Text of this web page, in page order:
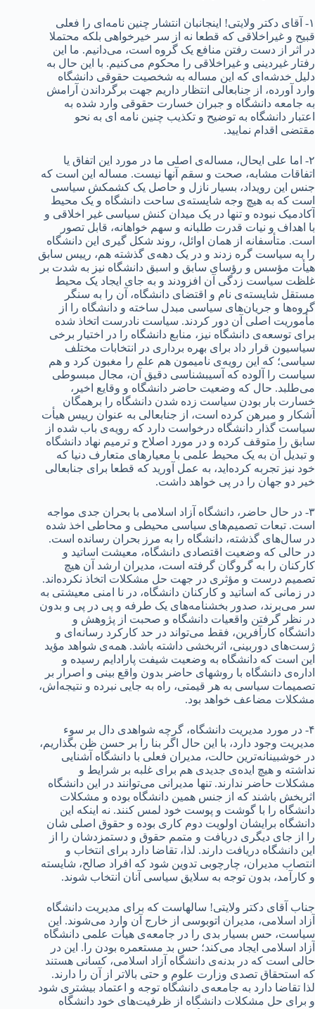
۱- آقای دکتر ولایتی! اینجانبان انتشار چنین نامه‌ای را فعلی
قبیح و غیراخلاقی که قطعا نه از سر خیرخواهی بلکه محتملا
در اثر از دست رفتن منافع یک گروه است، می‌دانیم. ما این
رفتار غیردینی و غیراخلاقی را محکوم می‌کنیم. با این حال به
دلیل خدشه‌ای که این مساله به شخصیت حقوقی دانشگاه
وارد آورده، از جنابعالی انتظار داریم جهت برگرداندن آرامش
به جامعه دانشگاه و جبران خسارت حقوقی وارد شده به
اعتبار دانشگاه به توضیح و تکذیب چنین نامه ای به نحو
مقتضی اقدام نمایید.
۲- اما علی ایحال، مساله‌ی اصلی ما در مورد این اتفاق یا
اتفاقات مشابه، صحت و سقم آنها نیست. مساله این است که
جنس این رویداد، بسیار نازل و حاصل یک کشمکش سیاسی
است که به هیچ وجه شایسته‌ی ساحت دانشگاه و یک محیط
آکادمیک نبوده و تنها در یک میدان کنش سیاسی غیر اخلاقی و
با اهداف و نیات قدرت طلبانه و سهم خواهانه، قابل تصور
است. متأسفانه از همان اوائل، روند شکل گیری این دانشگاه
را به سیاست گره زدند و در یک دهه‌ی گذشته هم، رییس سابق
هیأت مؤسس و رؤسای سابق و اسبق دانشگاه نیز به شدت بر
غلظت سیاست زدگی آن افزودند و به جای ایجاد یک محیط
مستقل شایسته‌ی نام و اقتضای دانشگاه، آن را به سنگر
گروه‌ها و جریان‌های سیاسی مبدل ساخته و دانشگاه را از
مأموریت اصلی آن دور کردند. سیاست نادرست اتخاذ شده
برای توسعه‌ی دانشگاه نیز، منابع دانشگاه را در اختیار برخی
سیاسیون قرار داد برای بهره برداری در انتخابات­ مختلف
سیاسی؛ که این رویه‌ی نامیمون هم علم را مغبون کرد و هم
سیاست را آلوده که آسیب­شناسی دقیق آن، مجال مبسوطی
می‌طلبد. حال که وضعیت حاضر دانشگاه و وقایع اخیر،
خسارت بار بودن سیاست زده شدن دانشگاه را برهمگان
آشکار و مبرهن کرده است، از جنابعالی به عنوان رییس هیأت
سیاست گذار دانشگاه درخواست دارد که رویه‌ی باب شده از
سابق را متوقف کرده و در مورد اصلاح و ترمیم نهاد دانشگاه
و تبدیل آن به یک محیط علمی با معیارهای متعارف دنیا که
خود نیز تجربه کرده‌اید، به عمل آورید که قطعا برای جنابعالی
خیر دو جهان را در پی خواهد داشت.
۳- در حال حاضر، دانشگاه آزاد اسلامی با بحران جدی مواجه
است. تبعات تصمیم‌های سیاسی محیطی و محاطی اخذ شده
در سال‌های گذشته، دانشگاه را به مرز بحران رسانده است.
در حالی که وضعیت اقتصادی دانشگاه، معیشت اساتید و
کارکنان را به گروگان گرفته است، مدیران ارشد آن هیچ
تصمیم درست و مؤثری در جهت حل مشکلات اتخاذ نکرده‌اند.
در زمانی که اساتید و کارکنان دانشگاه، در نا امنی معیشتی به
سر می‌برند، صدور بخشنامه‌های یک طرفه و پی در پی و بدون
در نظر گرفتن واقعیات دانشگاه و صحبت از پژوهش و
دانشگاه کارآفرین، فقط می‌تواند در حد کارکرد رسانه‌ای و
ژست‌های دوربینی، اثربخشی داشته باشد. همه‌ی شواهد مؤید
این است که دانشگاه به وضعیت شیفت پارادایم رسیده و
اداره‌ی دانشگاه با روش­های حاضر بدون واقع بینی و اصرار بر
تصمیمات سیاسی به هر قیمتی، راه به جایی نبرده و نتیجه‌اش،
مشکلات مضاعف خواهد بود.
۴- در مورد مدیریت دانشگاه، گرچه شواهدی دال بر سوء
مدیریت وجود دارد، با این حال اگر بنا را بر حسن ظن بگذاریم،
در خوشبینانه‌ترین حالت، مدیران فعلی با دانشگاه آشنایی
نداشته و هیچ ایده‌ی جدیدی هم برای غلبه بر شرایط و
مشکلات حاضر ندارند. تنها مدیرانی می‌توانند در این دانشگاه
اثربخش باشند که از جنس همین دانشگاه بوده و مشکلات
دانشگاه را با گوشت و پوست خود لمس کنند. نه اینکه این
دانشگاه برایشان اولویت دوم کاری بوده و حقوق اصلی شان
را از جای دیگری دریافت و متمم حقوق و دستمزدشان را از
این دانشگاه دریافت دارند. لذا، تقاضا دارد برای انتخاب و
انتصاب مدیران، چارچوبی تدوین شود که افراد صالح، شایسته
و کارآمد، بدون توجه به سلایق سیاسی آنان انتخاب شوند.
جناب آقای دکتر ولایتی! سالهاست که برای مدیریت دانشگاه
آزاد اسلامی، مدیران اتوبوسی از خارج آن وارد می‌شوند. این
سیاست، حس بسیار بدی را در جامعه‌ی هیأت علمی دانشگاه
آزاد اسلامی ایجاد می‌کند؛ حس بد مستعمره بودن را. این در
حالی است که در بدنه‌ی دانشگاه آزاد اسلامی، کسانی هستند
که استحقاق تصدی وزارت علوم و حتی بالاتر از آن را دارند.
لذا تقاضا دارد به جامعه‌ی دانشگاه توجه و اعتماد بیشتری شود
و برای حل مشکلات دانشگاه از ظرفیت‌های خود دانشگاه